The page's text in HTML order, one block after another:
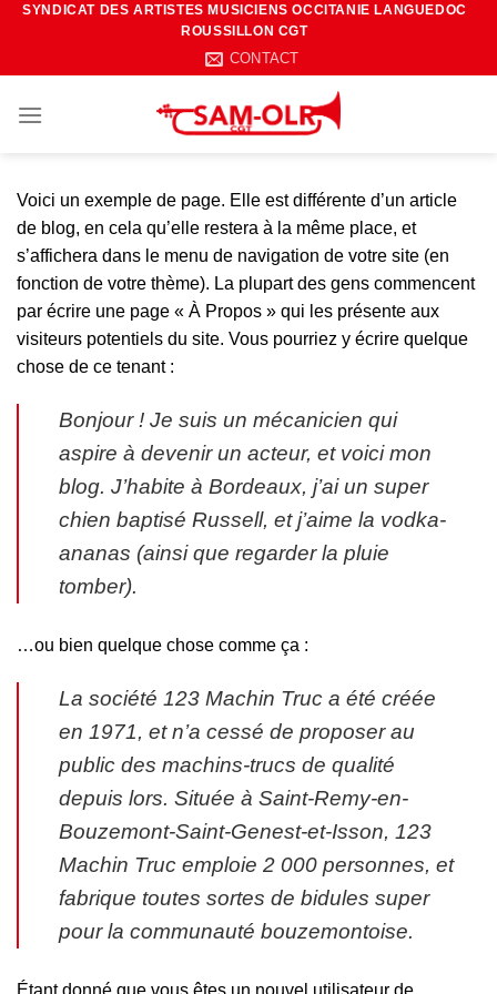
Passer
SYNDICAT DES ARTISTES MUSICIENS OCCITANIE LANGUEDOC
ROUSSILLON CGT
CONTACT
Voici un exemple de page. Elle est différente d’un article
de blog, en cela qu’elle restera à la même place, et
s’affichera dans le menu de navigation de votre site (en
fonction de votre thème). La plupart des gens commencent
par écrire une page « À Propos » qui les présente aux
visiteurs potentiels du site. Vous pourriez y écrire quelque
chose de ce tenant :
Bonjour ! Je suis un mécanicien qui
aspire à devenir un acteur, et voici mon
blog. J’habite à Bordeaux, j’ai un super
chien baptisé Russell, et j’aime la vodka-
ananas (ainsi que regarder la pluie
tomber).
…ou bien quelque chose comme ça :
La société 123 Machin Truc a été créée
en 1971, et n’a cessé de proposer au
public des machins-trucs de qualité
depuis lors. Située à Saint-Remy-en-
Bouzemont-Saint-Genest-et-Isson, 123
Machin Truc emploie 2 000 personnes, et
fabrique toutes sortes de bidules super
pour la communauté bouzemontoise.
Étant donné que vous êtes un nouvel utilisateur de